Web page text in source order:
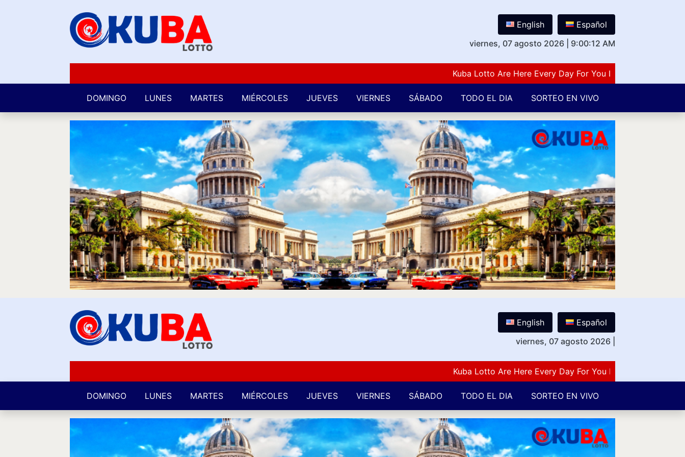
English
Español
viernes, 07 agosto 2026
9:00:13 AM
Kuba Lotto Are Here Every Day For You Lovers Of Number
DOMINGO LUNES MARTES MIÉRCOLES JUEVES VIERNES SÁBADO TODO EL DIA SORTEO EN VIVO
English
Español
viernes, 07 agosto 2026
Kuba Lotto Are Here Every Day For You Lovers Of Number
DOMINGO LUNES MARTES MIÉRCOLES JUEVES VIERNES SÁBADO TODO EL DIA SORTEO EN VIVO